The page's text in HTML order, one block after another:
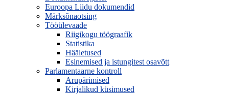
Euroopa Liidu dokumendid
Märksõnaotsing
Tööülevaade
Riigikogu töögraafik
Statistika
Hääletused
Esinemised ja istungitest osavõtt
Parlamentaarne kontroll
Arupärimised
Kirjalikud küsimused